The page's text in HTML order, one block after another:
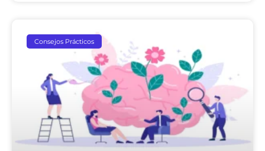
Consejos Prácticos